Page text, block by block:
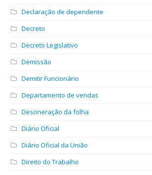
Declaração de dependente
Decreto
Decreto Legislativo
Demissão
Demitir Funcionário
Departamento de vendas
Desoneração da folha
Diário Oficial
Diário Oficial da União
Direito do Trabalho